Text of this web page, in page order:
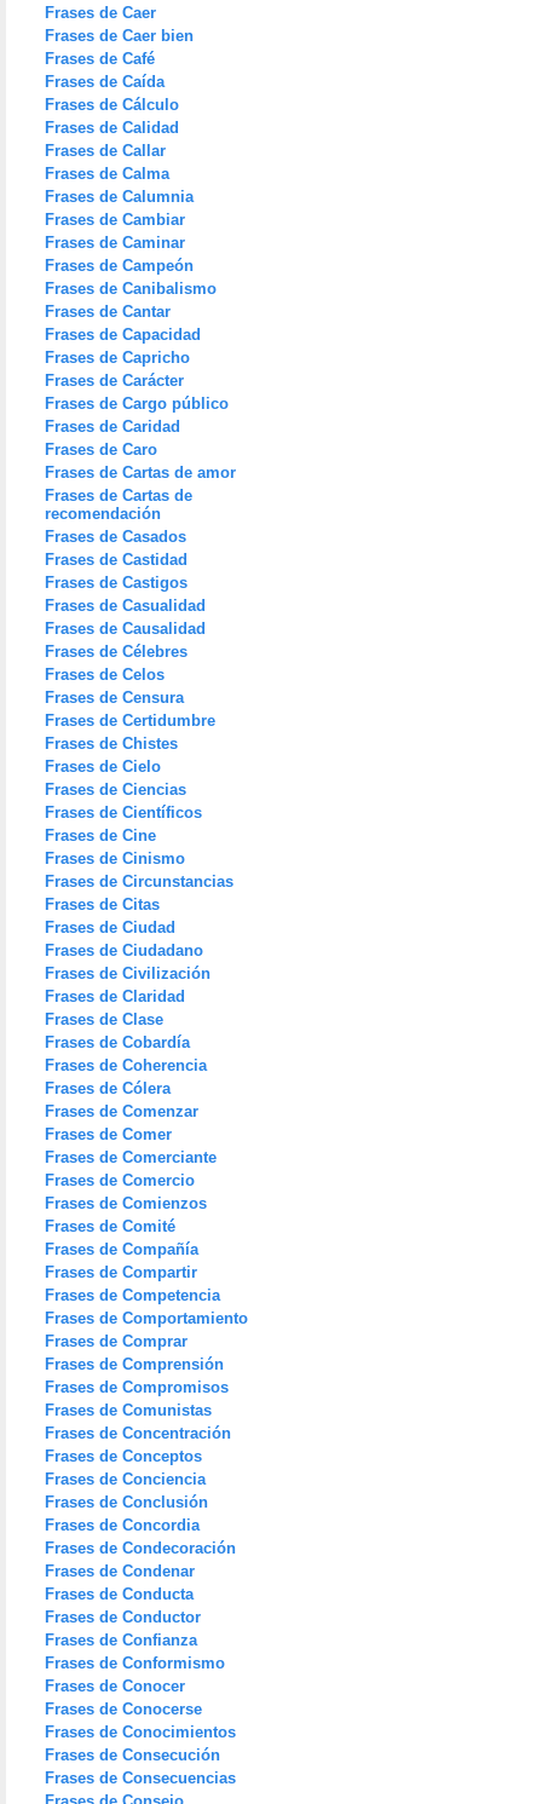
Frases de Caer
Frases de Caer bien
Frases de Café
Frases de Caída
Frases de Cálculo
Frases de Calidad
Frases de Callar
Frases de Calma
Frases de Calumnia
Frases de Cambiar
Frases de Caminar
Frases de Campeón
Frases de Canibalismo
Frases de Cantar
Frases de Capacidad
Frases de Capricho
Frases de Carácter
Frases de Cargo público
Frases de Caridad
Frases de Caro
Frases de Cartas de amor
Frases de Cartas de
recomendación
Frases de Casados
Frases de Castidad
Frases de Castigos
Frases de Casualidad
Frases de Causalidad
Frases de Célebres
Frases de Celos
Frases de Censura
Frases de Certidumbre
Frases de Chistes
Frases de Cielo
Frases de Ciencias
Frases de Científicos
Frases de Cine
Frases de Cinismo
Frases de Circunstancias
Frases de Citas
Frases de Ciudad
Frases de Ciudadano
Frases de Civilización
Frases de Claridad
Frases de Clase
Frases de Cobardía
Frases de Coherencia
Frases de Cólera
Frases de Comenzar
Frases de Comer
Frases de Comerciante
Frases de Comercio
Frases de Comienzos
Frases de Comité
Frases de Compañía
Frases de Compartir
Frases de Competencia
Frases de Comportamiento
Frases de Comprar
Frases de Comprensión
Frases de Compromisos
Frases de Comunistas
Frases de Concentración
Frases de Conceptos
Frases de Conciencia
Frases de Conclusión
Frases de Concordia
Frases de Condecoración
Frases de Condenar
Frases de Conducta
Frases de Conductor
Frases de Confianza
Frases de Conformismo
Frases de Conocer
Frases de Conocerse
Frases de Conocimientos
Frases de Consecución
Frases de Consecuencias